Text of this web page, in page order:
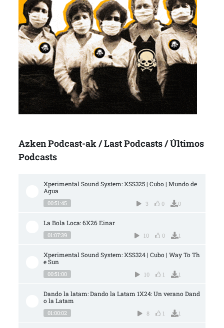
Azken Podcast-ak / Last Podcasts / Últimos
Podcasts
Xperimental Sound System: XSS325 | Cubo | Mundo de
Agua
00:51:45 3 0 0
La Bola Loca: 6X26 Einar
01:07:39 10 0 1
Xperimental Sound System: XSS324 | Cubo | Way To Th
e Sun
00:51:00 10 1 1
Dando la latam: Dando la Latam 1X24: Un verano Dand
o la Latam
01:00:02 8 1 1